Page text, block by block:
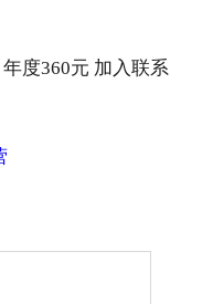
度360元 加入联系